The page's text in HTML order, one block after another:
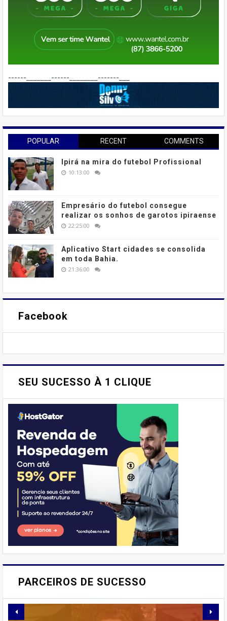
------_______------________-------___
POPULAR RECENT COMMENTS
Ipirá na mira do futebol Profissional
10:13:00
Empresário do futebol consegue
realizar os sonhos de garotos ipiraense
22:25:00
Aplicativo Start cidades se consolida
em toda Bahia.
21:36:00
Facebook
SEU SUCESSO À 1 CLIQUE
PARCEIROS DE SUCESSO
E AÍ, PESSOAL! VOCÊ JÁ
IMAGINOU PODER SABOREAR
REFEIÇÕES DELICIOSAS E
SAUDÁVEIS ​​SEM PERDER